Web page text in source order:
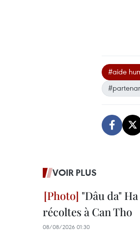
#aide
VOIR PLUS
"Dâu da"
récoltes à Can Tho
08/08/2026 01:30